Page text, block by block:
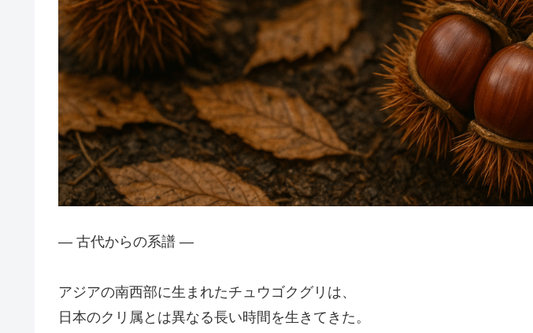
― 古代からの系譜 ―
アジアの南西部に生まれたチュウゴクグリは、
日本のクリ属とは異なる長い時間を生きてきた。